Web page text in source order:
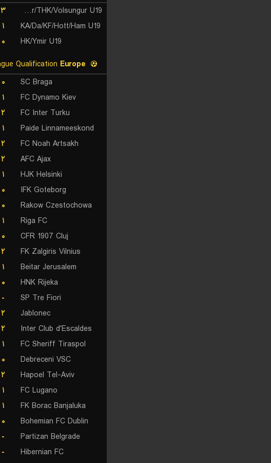
Thor/THK/Volsungur U19
۳
KA/Da/KF/Hott/Ham U19
۱
HK/Ymir U19
۰
Europe
SC Braga
۰
FC Dynamo Kiev
۱
FC Inter Turku
۲
Paide Linnameeskond
۱
FC Noah Artsakh
۲
AFC Ajax
۲
HJK Helsinki
۱
IFK Goteborg
۰
Rakow Czestochowa
۰
Riga FC
۱
CFR 1907 Cluj
۰
FK Zalgiris Vilnius
۲
Beitar Jerusalem
۱
HNK Rijeka
۰
SP Tre Fiori
-
Jablonec
۲
Inter Club d'Escaldes
۲
FC Sheriff Tiraspol
۱
Debreceni VSC
۰
Hapoel Tel-Aviv
۲
FC Lugano
۱
FK Borac Banjaluka
۱
Bohemian FC Dublin
۰
Partizan Belgrade
-
Hibernian FC
-